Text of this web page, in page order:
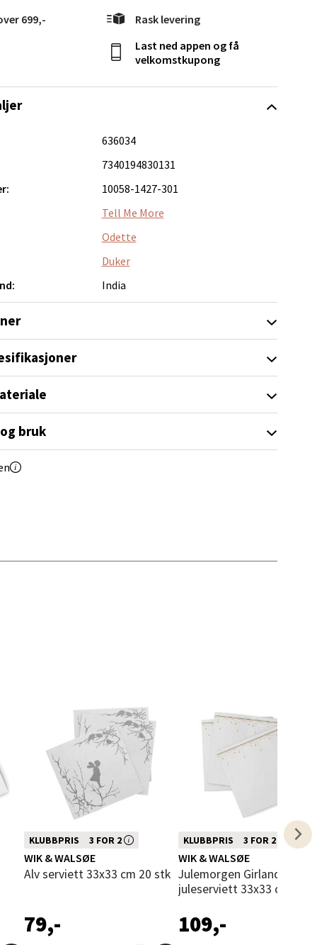
699,- Rask levering
Last ned appen og få
velkomstkupong
636034
7340194830131
10058-1427-301
Tell Me More
Odette
Duker
India
bruk
KLUBBPRIS 3 FOR 2
Denne varen inngår i vår 3 for 2
WIK & WALSØE
Alv serviett 33x33 cm 20 stk
79,-
KLUBBPRIS 3 FOR 2
Denne varen inngår i vår 3 for 2
kampanje. Vi spanderer den
WIK & WALSØE
Julemorgen Girlander
juleserviett 33x33 cm
109,-